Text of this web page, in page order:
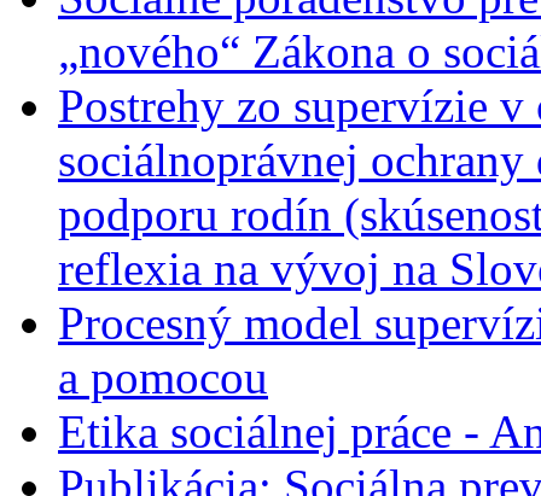
„nového“ Zákona o
Postrehy zo supervízie
sociálnoprávnej
podporu rodín
reflexia na vývoj na
Procesný model
a pomocou
Etika sociálnej práce -